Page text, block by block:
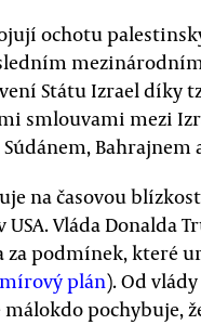
ochotu
Státu Izrael díky
smlouvami mezi
na časovou
Vláda Donalda
za podmínek, které
plán). Od
pochybuje,